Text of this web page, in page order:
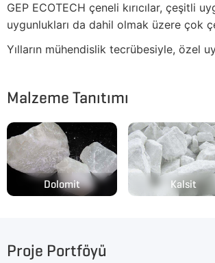
GEP ECOTECH çeneli kırıcılar, çeşitli
uygunlukları da dahil olmak üzere çok
Yılların mühendislik tecrübesiyle, özel
Malzeme Tanıtımı
Dolomit Kalsit
Proje Portföyü